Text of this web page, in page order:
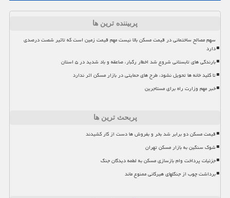
پربیننده ترین ها
سهم مصالح ساختمانی در قیمت مسکن بالا نیست مهم قیمت زمین است که تاثیر شصت درصدی
دارد
بارندگی های تابستانی شروع شد اخطار رگبار، صاعقه و باد شدید در ۵ استان
تا کلید خانه ها تحویل نشود، طرح های حمایتی در بازار مسکن اثر ندارد
خبر مهم وزارت راه برای مستاجرین
پربحث ترین ها
قیمت مسکن دو برابر شد بخر و بفروش ها دست از کار کشیدند
شوک سنگین به بازار مسکن تهران
جزئیات پرداخت وام بازسازی مسکن به لطمه دیدگان جنگ
برداشت چوب از جنگلهای هیرکانی ممنوع ماند